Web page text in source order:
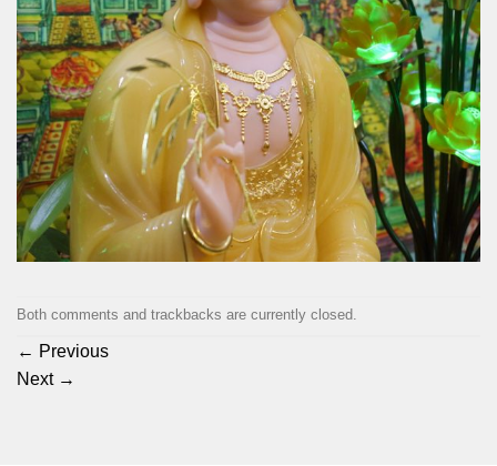
Both comments and trackbacks are currently closed.
← Previous
Next →